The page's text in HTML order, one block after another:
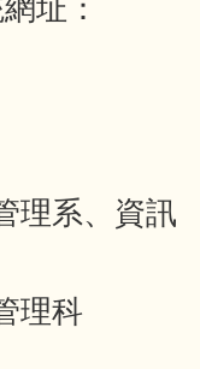
址：
理系、資訊
理科